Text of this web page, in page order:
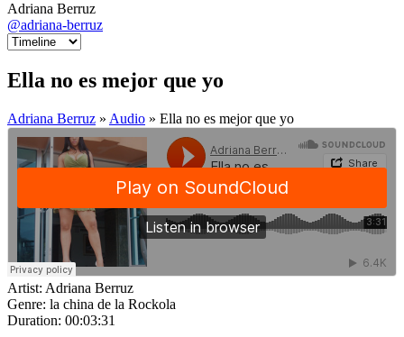
Adriana Berruz
@adriana-berruz
Ella no es mejor que yo
Adriana Berruz » Audio » Ella no es mejor que yo
Artist: Adriana Berruz
Genre: la china de la Rockola
Duration: 00:03:31